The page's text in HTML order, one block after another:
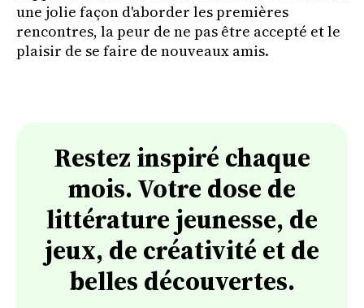
une jolie façon d'aborder les premières
rencontres, la peur de ne pas être accepté et le
plaisir de se faire de nouveaux amis.
Restez inspiré chaque
mois. Votre dose de
littérature jeunesse, de
jeux, de créativité et de
belles découvertes.